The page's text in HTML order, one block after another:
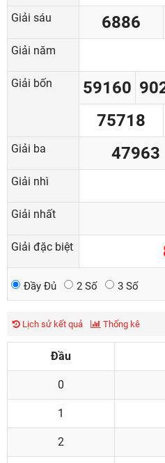
Giải sáu 6886
Giải năm
Giải bốn 59160
75718
Giải ba 47963
Giải nhì
Giải nhất
Giải đặc biệt
Đầy Đủ 2 Số 3 Số
Lịch sử kết quả Thống kê
Đầu
0
1
2